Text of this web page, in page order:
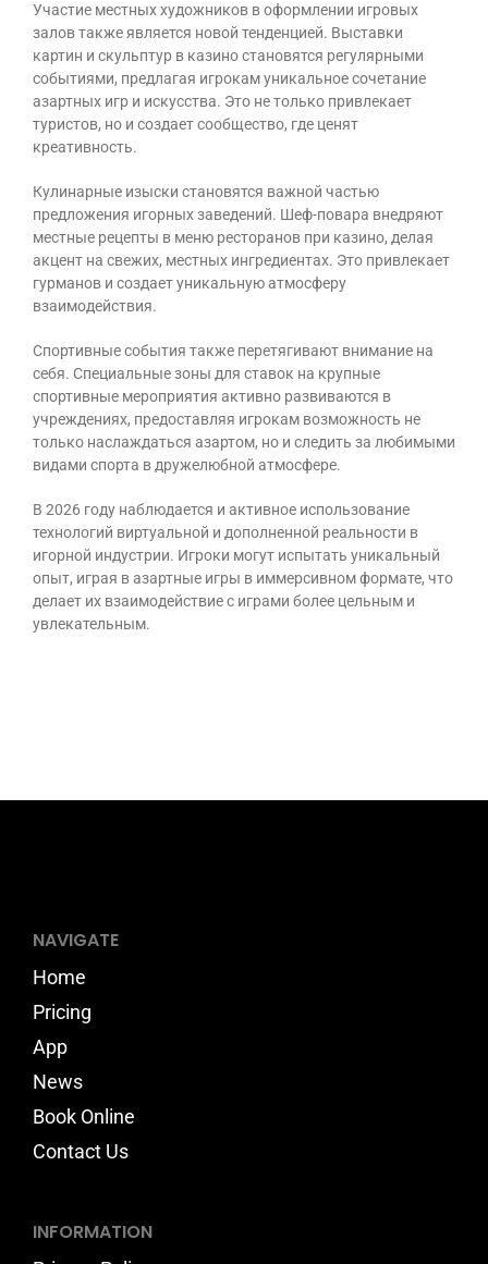
Участие местных художников в оформлении игровых
залов также является новой тенденцией. Выставки
картин и скульптур в казино становятся регулярными
событиями, предлагая игрокам уникальное сочетание
азартных игр и искусства. Это не только привлекает
туристов, но и создает сообщество, где ценят
креативность.
Кулинарные изыски становятся важной частью
предложения игорных заведений. Шеф-повара внедряют
местные рецепты в меню ресторанов при казино, делая
акцент на свежих, местных ингредиентах. Это привлекает
гурманов и создает уникальную атмосферу
взаимодействия.
Спортивные события также перетягивают внимание на
себя. Специальные зоны для ставок на крупные
спортивные мероприятия активно развиваются в
учреждениях, предоставляя игрокам возможность не
только наслаждаться азартом, но и следить за любимыми
видами спорта в дружелюбной атмосфере.
В 2026 году наблюдается и активное использование
технологий виртуальной и дополненной реальности в
игорной индустрии. Игроки могут испытать уникальный
опыт, играя в азартные игры в иммерсивном формате, что
делает их взаимодействие с играми более цельным и
увлекательным.
NAVIGATE
Home
Pricing
App
News
Book Online
Contact Us
INFORMATION